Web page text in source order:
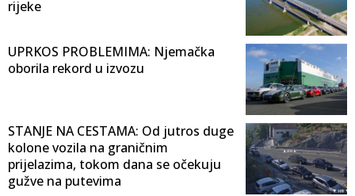
rijeke
UPRKOS PROBLEMIMA: Njemačka
oborila rekord u izvozu
STANJE NA CESTAMA: Od jutros duge
kolone vozila na graničnim
prijelazima, tokom dana se očekuju
gužve na putevima